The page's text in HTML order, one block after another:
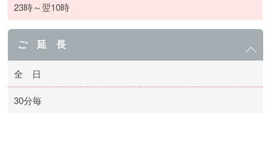
23時～翌10時
ご 延 長
全 日
30分毎